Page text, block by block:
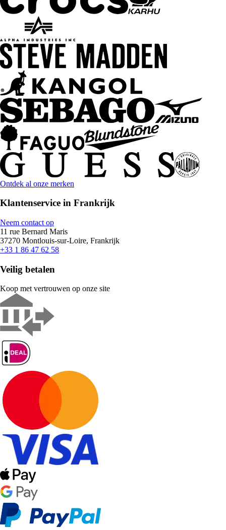
Ontdek al onze merken
Klantenservice in Frankrijk
Neem contact op
11 rue Bernard Maris
37270 Montlouis-sur-Loire, Frankrijk
+33 1 86 47 62 58
Veilig betalen
Koop met vertrouwen op onze site